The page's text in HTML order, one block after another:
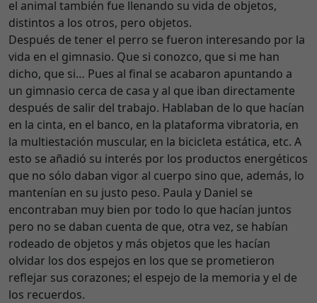
el animal también fue llenando su vida de objetos,
distintos a los otros, pero objetos.
Después de tener el perro se fueron interesando por la
vida en el gimnasio. Que si conozco, que si me han
dicho, que si… Pues al final se acabaron apuntando a
un gimnasio cerca de casa y al que iban directamente
después de salir del trabajo. Hablaban de lo que hacían
en la cinta, en el banco, en la plataforma vibratoria, en
la multiestación muscular, en la bicicleta estática, etc. A
esto se añadió su interés por los productos energéticos
que no sólo daban vigor al cuerpo sino que, además, lo
mantenían en su justo peso. Paula y Daniel se
encontraban muy bien por todo lo que hacían juntos
pero no se daban cuenta de que, otra vez, se habían
rodeado de objetos y más objetos que les hacían
olvidar los dos espejos en los que se prometieron
reflejar sus corazones; el espejo de la memoria y el de
los recuerdos.